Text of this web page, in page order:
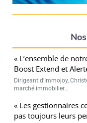
« L’ensemble de
Boost Extend et
Dirigeant d’Immojoy,
marché immobilier...
« Les gestionnaires
pas toujours leurs